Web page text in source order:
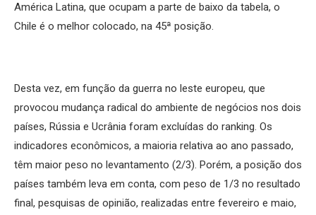
América Latina, que ocupam a parte de baixo da tabela, o
Chile é o melhor colocado, na 45ª posição.
Desta vez, em função da guerra no leste europeu, que
provocou mudança radical do ambiente de negócios nos dois
países, Rússia e Ucrânia foram excluídas do ranking. Os
indicadores econômicos, a maioria relativa ao ano passado,
têm maior peso no levantamento (2/3). Porém, a posição dos
países também leva em conta, com peso de 1/3 no resultado
final, pesquisas de opinião, realizadas entre fevereiro e maio,